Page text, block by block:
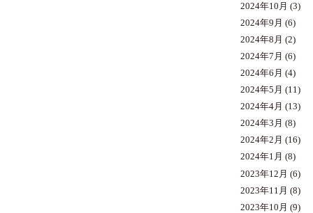
2024年10月 (3)
2024年9月 (6)
2024年8月 (2)
2024年7月 (6)
2024年6月 (4)
2024年5月 (11)
2024年4月 (13)
2024年3月 (8)
2024年2月 (16)
2024年1月 (8)
2023年12月 (6)
2023年11月 (8)
2023年10月 (9)